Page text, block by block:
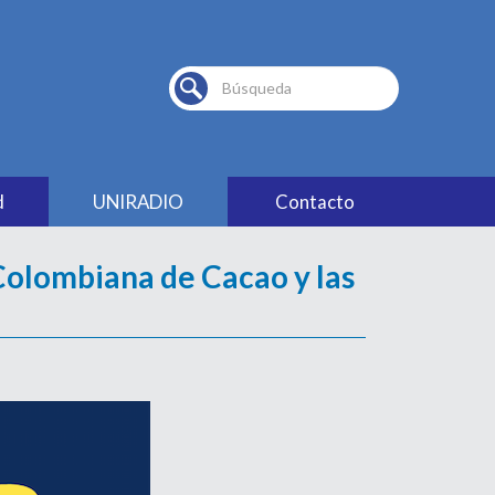
Buscar...
UNIRADIO Contacto
de Cacao y las